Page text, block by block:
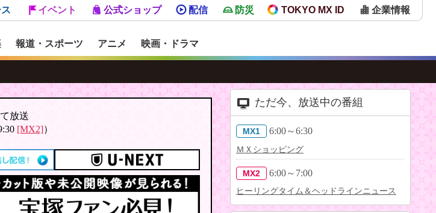
報道・スポーツ アニメ 映画・ドラマ
イベント 公式ショップ 配信 防災 TOKYO MX ID 企業情報
放送
[MX2]）
ただ今、放送中の番組
MX1 6:00～6:30
ＭＸショッピング
MX2 6:00～7:00
ヒーリングタイム＆ヘッドラインニュース